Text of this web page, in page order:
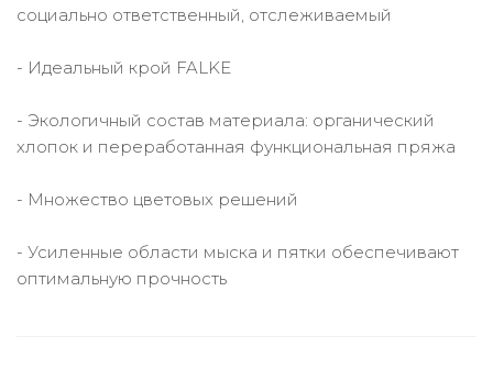
социально ответственный, отслеживаемый
- Идеальный крой FALKE
- Экологичный состав материала: органический
хлопок и переработанная функциональная пряжа
- Множество цветовых решений
- Усиленные области мыска и пятки обеспечивают
оптимальную прочность